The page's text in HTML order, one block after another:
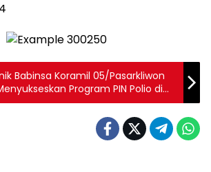
Babinsa Koramil 05/Pasarkliwon
Program PIN Polio di